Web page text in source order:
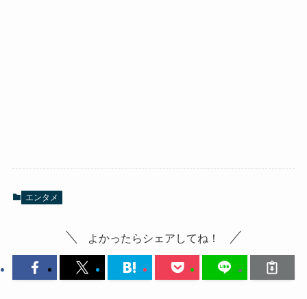
エンタメ
よかったらシェアしてね！